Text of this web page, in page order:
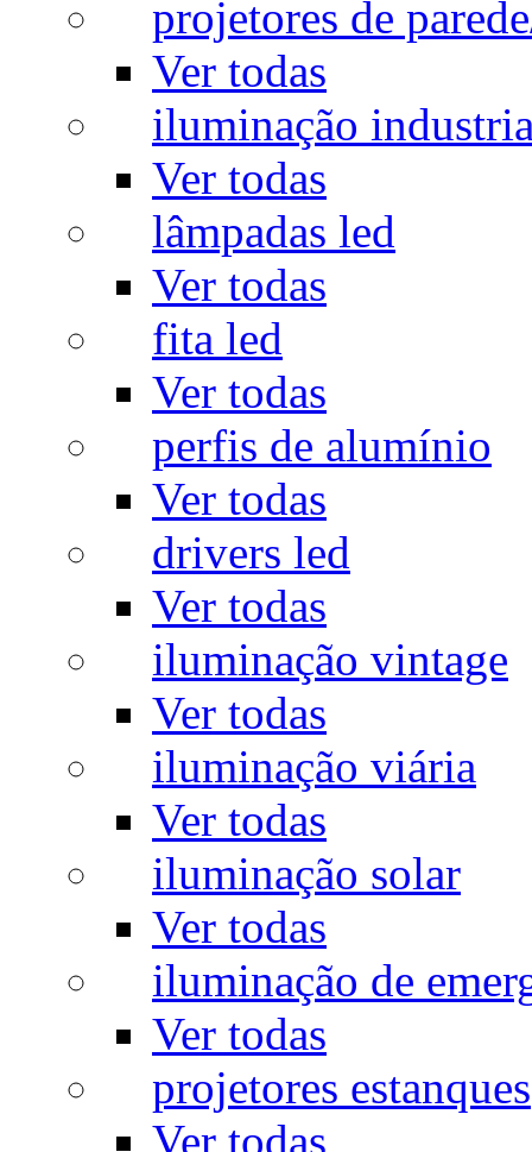
projetores de
Ver todas
iluminação
Ver todas
lâmpadas led
Ver todas
fita led
Ver todas
perfis de alumínio
Ver todas
drivers led
Ver todas
iluminação vintage
Ver todas
iluminação viária
Ver todas
iluminação solar
Ver todas
iluminação de
Ver todas
projetores estanques
Ver todas